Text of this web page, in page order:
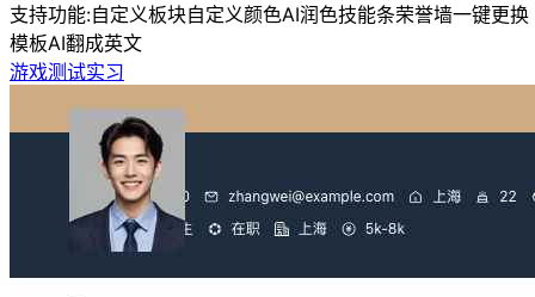
支持功能:自定义板块自定义颜色AI润色技能条荣誉墙一键更换
模板AI翻成英文
游戏测试实习